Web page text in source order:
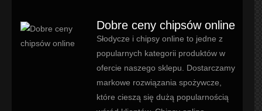
Dobre ceny chipsów online
Słodycze i chipsy online to jedne z
popularnych kategorii produktów w
ofercie naszego sklepu. Dostarczamy
markowe rozwiązania spożywcze,
które cieszą się dużą popularnością